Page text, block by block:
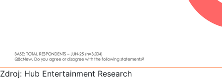
Zdroj: Hub Entertainment Research